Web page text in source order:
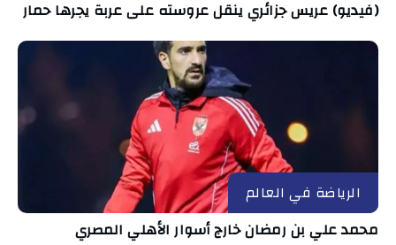
(فيديو) عريس جزائري ينقل عروسته على عربة يجرها حمار
الرياضة في العالم
محمد علي بن رمضان خارج أسوار الأهلي المصري